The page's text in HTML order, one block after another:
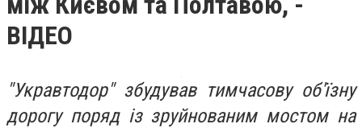
ВІДЕО
"Укравтодор" збудував тимчасову об'їзну
дорогу поряд із зруйнованим мостом на